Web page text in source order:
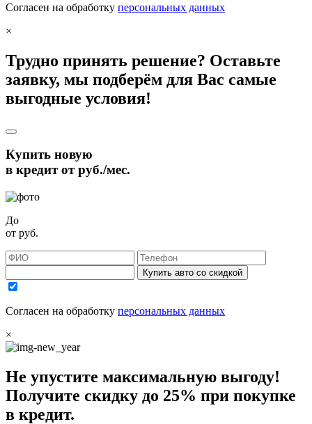
Согласен на обработку персональных данных
×
Трудно принять решение? Оставьте
заявку, мы подберём для Вас самые
выгодные условия!
Купить новую
в кредит отруб./мес.
До
от руб.
Купить авто со скидкой
Согласен на обработку персональных данных
×
Не упустите максимальную выгоду!
Получите скидку до 25% при покупке
в кредит.